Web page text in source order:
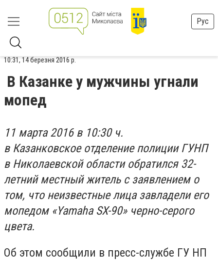
Рус
10:31, 14 березня 2016 р.
В Казанке у мужчины угнали
мопед
11 марта 2016 в 10:30 ч.
в Казанковское отделение полиции ГУНП
в Николаевской области обратился 32-
летний местный житель с заявлением о
том, что неизвестные лица завладели его
мопедом «Yamaha SX-90» черно-серого
цвета.
Об этом сообщили в пресс-службе ГУ НП